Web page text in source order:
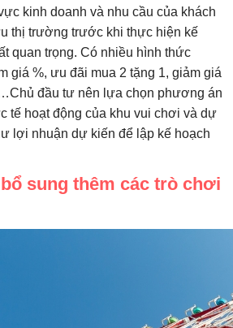
kinh doanh và nhu cầu của khách
thị trường trước khi thực hiện kế
quan trọng. Có nhiều hình thức
giá %, ưu đãi mua 2 tặng 1, giảm giá
đầu tư nên lựa chọn phương án
tế hoạt động của khu vui chơi và dự
lợi nhuận dự kiến để lập kế hoạch
sung thêm các trò chơi